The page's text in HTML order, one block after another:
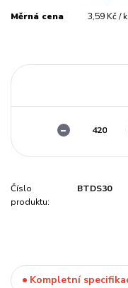
Měrná cena 3,59 Kč /
Číslo
produktu:
BTDS30
Kompletní